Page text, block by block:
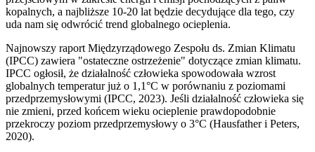
kopalnych, a najbliższe 10-20 lat będzie decydujące dla tego, czy
uda nam się odwrócić trend globalnego ocieplenia.
Najnowszy raport Międzyrządowego Zespołu ds. Zmian Klimatu
(IPCC) zawiera "ostateczne ostrzeżenie" dotyczące zmian klimatu.
IPCC ogłosił, że działalność człowieka spowodowała wzrost
globalnych temperatur już o 1,1°C w porównaniu z poziomami
przedprzemysłowymi (IPCC, 2023). Jeśli działalność człowieka się
nie zmieni, przed końcem wieku ocieplenie prawdopodobnie
przekroczy poziom przedprzemysłowy o 3°C (Hausfather i Peters,
2020).